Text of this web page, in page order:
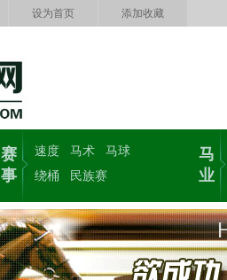
设为首页 添加收藏
赛
事
速度 马术
马球
绕桶
民族赛
马
业